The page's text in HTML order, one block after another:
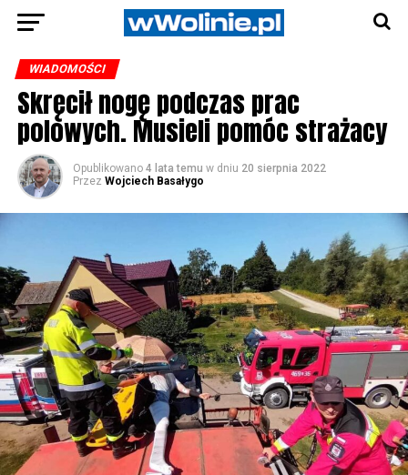
WIADOMOŚCI
Skręcił nogę podczas prac
polowych. Musieli pomóc strażacy
Opublikowano 4 lata temu w dniu 20 sierpnia 2022
Przez Wojciech Basałygo